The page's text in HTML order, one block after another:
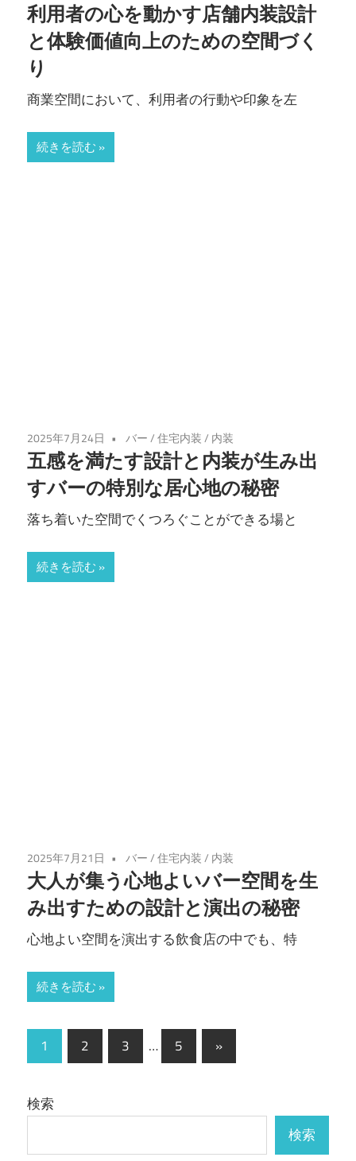
利用者の心を動かす店舗内装設計
と体験価値向上のための空間づく
り
商業空間において、利用者の行動や印象を左
続きを読む
2025年7月24日 バー/住宅内装/ 内装
五感を満たす設計と内装が生み出
すバーの特別な居心地の秘密
落ち着いた空間でくつろぐことができる場と
続きを読む
2025年7月21日 バー/住宅内装/ 内装
大人が集う心地よいバー空間を生
み出すための設計と演出の秘密
心地よい空間を演出する飲食店の中でも、特
続きを読む
投
稿
の
1 2 3 … 5
次
の
事
»
検索
検索